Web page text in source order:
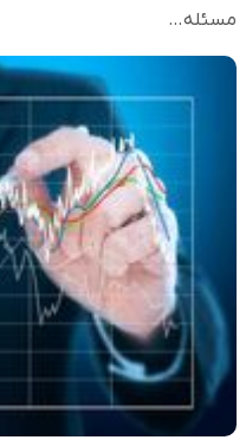
مسئله…